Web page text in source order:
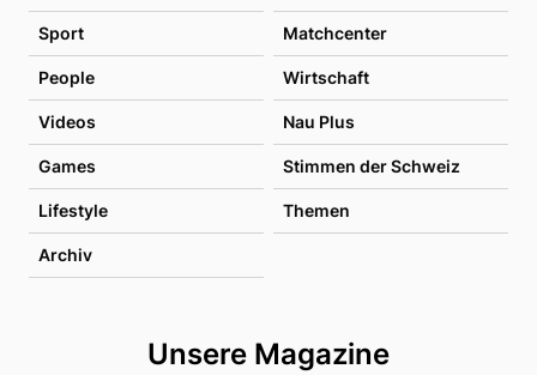
Sport Matchcenter
People Wirtschaft
Videos Nau Plus
Games Stimmen der Schweiz
Lifestyle Themen
Archiv
Unsere Magazine